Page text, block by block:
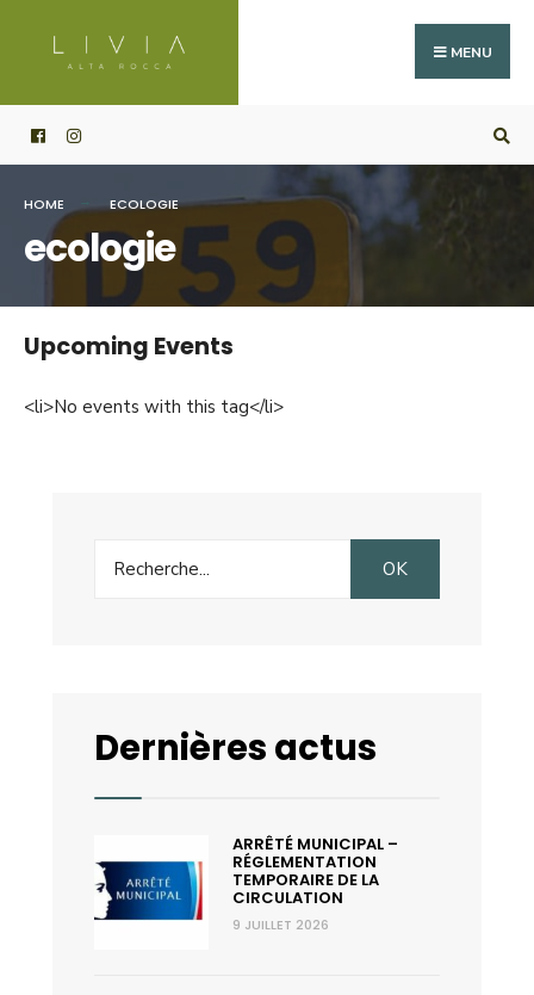
MENU
HOME ECOLOGIE
ecologie
Upcoming Events
<li>No events with this tag</li>
for:
OK
Dernières actus
ARRÊTÉ MUNICIPAL –
RÉGLEMENTATION
TEMPORAIRE DE LA
CIRCULATION
9 JUILLET 2026
for: